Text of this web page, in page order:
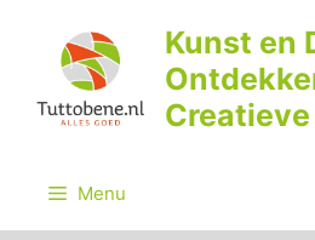
inhoud
Kunst en
Menu